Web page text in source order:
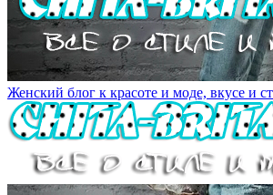
Женский блог к красоте и моде, вкусе и